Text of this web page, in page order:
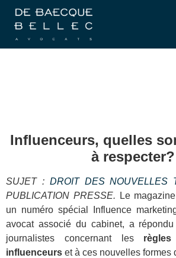
Influenceurs, quelles
à respecter?
SUJET : DROIT DES NOUVELLES
PUBLICATION PRESSE.
Le
un numéro spécial Influence
avocat associé du cabinet, a
journalistes concernant les
influenceurs et à ces nouvelles formes